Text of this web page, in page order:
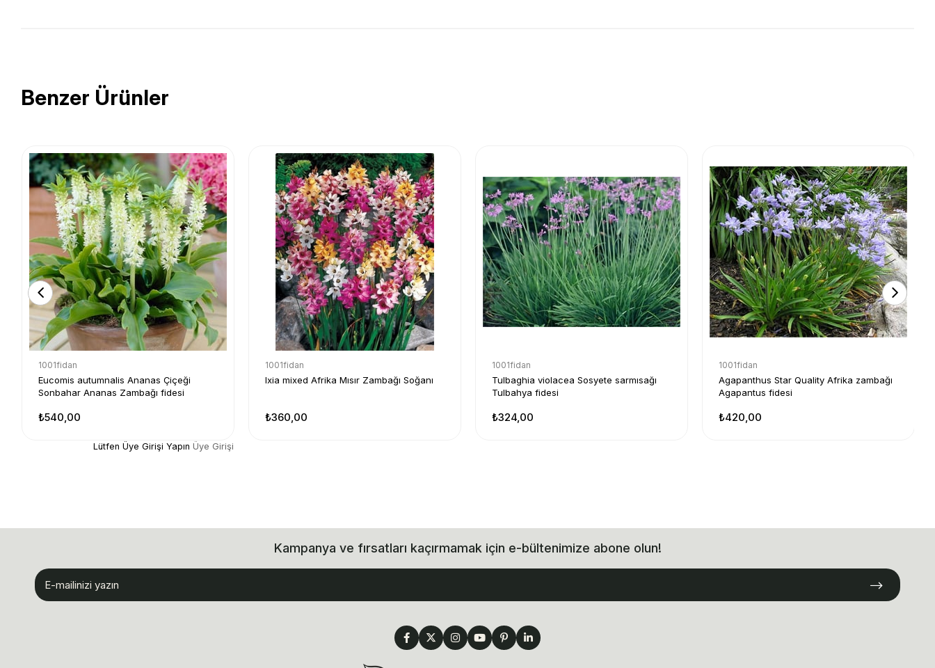
Benzer Ürünler
1001fidan
Eucomis autumnalis Ananas Çiçeği
Sonbahar Ananas Zambağı fidesi
₺540,00
1001fidan
Ixia mixed Afrika Mısır Zambağı Soğanı
₺360,00
1001fidan
Tulbaghia violacea Sosyete sarmısağı
Tulbahya fidesi
₺324,00
1001fidan
Agapanthus Star Quality Afrika zambağı
Agapantus fidesi
₺420,00
Lütfen Üye Girişi Yapın Üye Girişi
Kampanya ve fırsatları kaçırmamak için e-bültenimize abone olun!